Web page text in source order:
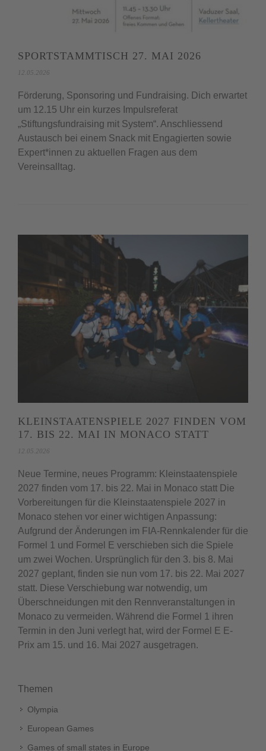
SPORTSTAMMTISCH 27. MAI 2026
12.05.2026
Förderung, Sponsoring und Fundraising. Dich erwartet
um 12.15 Uhr ein kurzes Impulsreferat
„Stiftungsfundraising mit System“. Anschliessend
Austausch bei einem Snack mit Engagierten sowie
Expert*innen zu aktuellen Fragen aus dem
Vereinsalltag.
KLEINSTAATENSPIELE 2027 FINDEN VOM
17. BIS 22. MAI IN MONACO STATT
12.05.2026
Neue Termine, neues Programm: Kleinstaatenspiele
2027 finden vom 17. bis 22. Mai in Monaco statt Die
Vorbereitungen für die Kleinstaatenspiele 2027 in
Monaco stehen vor einer wichtigen Anpassung:
Aufgrund der Änderungen im FIA-Rennkalender für die
Formel 1 und Formel E verschieben sich die Spiele
um zwei Wochen. Ursprünglich für den 3. bis 8. Mai
2027 geplant, finden sie nun vom 17. bis 22. Mai 2027
statt. Diese Verschiebung war notwendig, um
Überschneidungen mit den Rennveranstaltungen in
Monaco zu vermeiden. Während die Formel 1 ihren
Termin in den Juni verlegt hat, wird der Formel E E-
Prix am 15. und 16. Mai 2027 ausgetragen.
Themen
Olympia
European Games
Games of small states in Europe